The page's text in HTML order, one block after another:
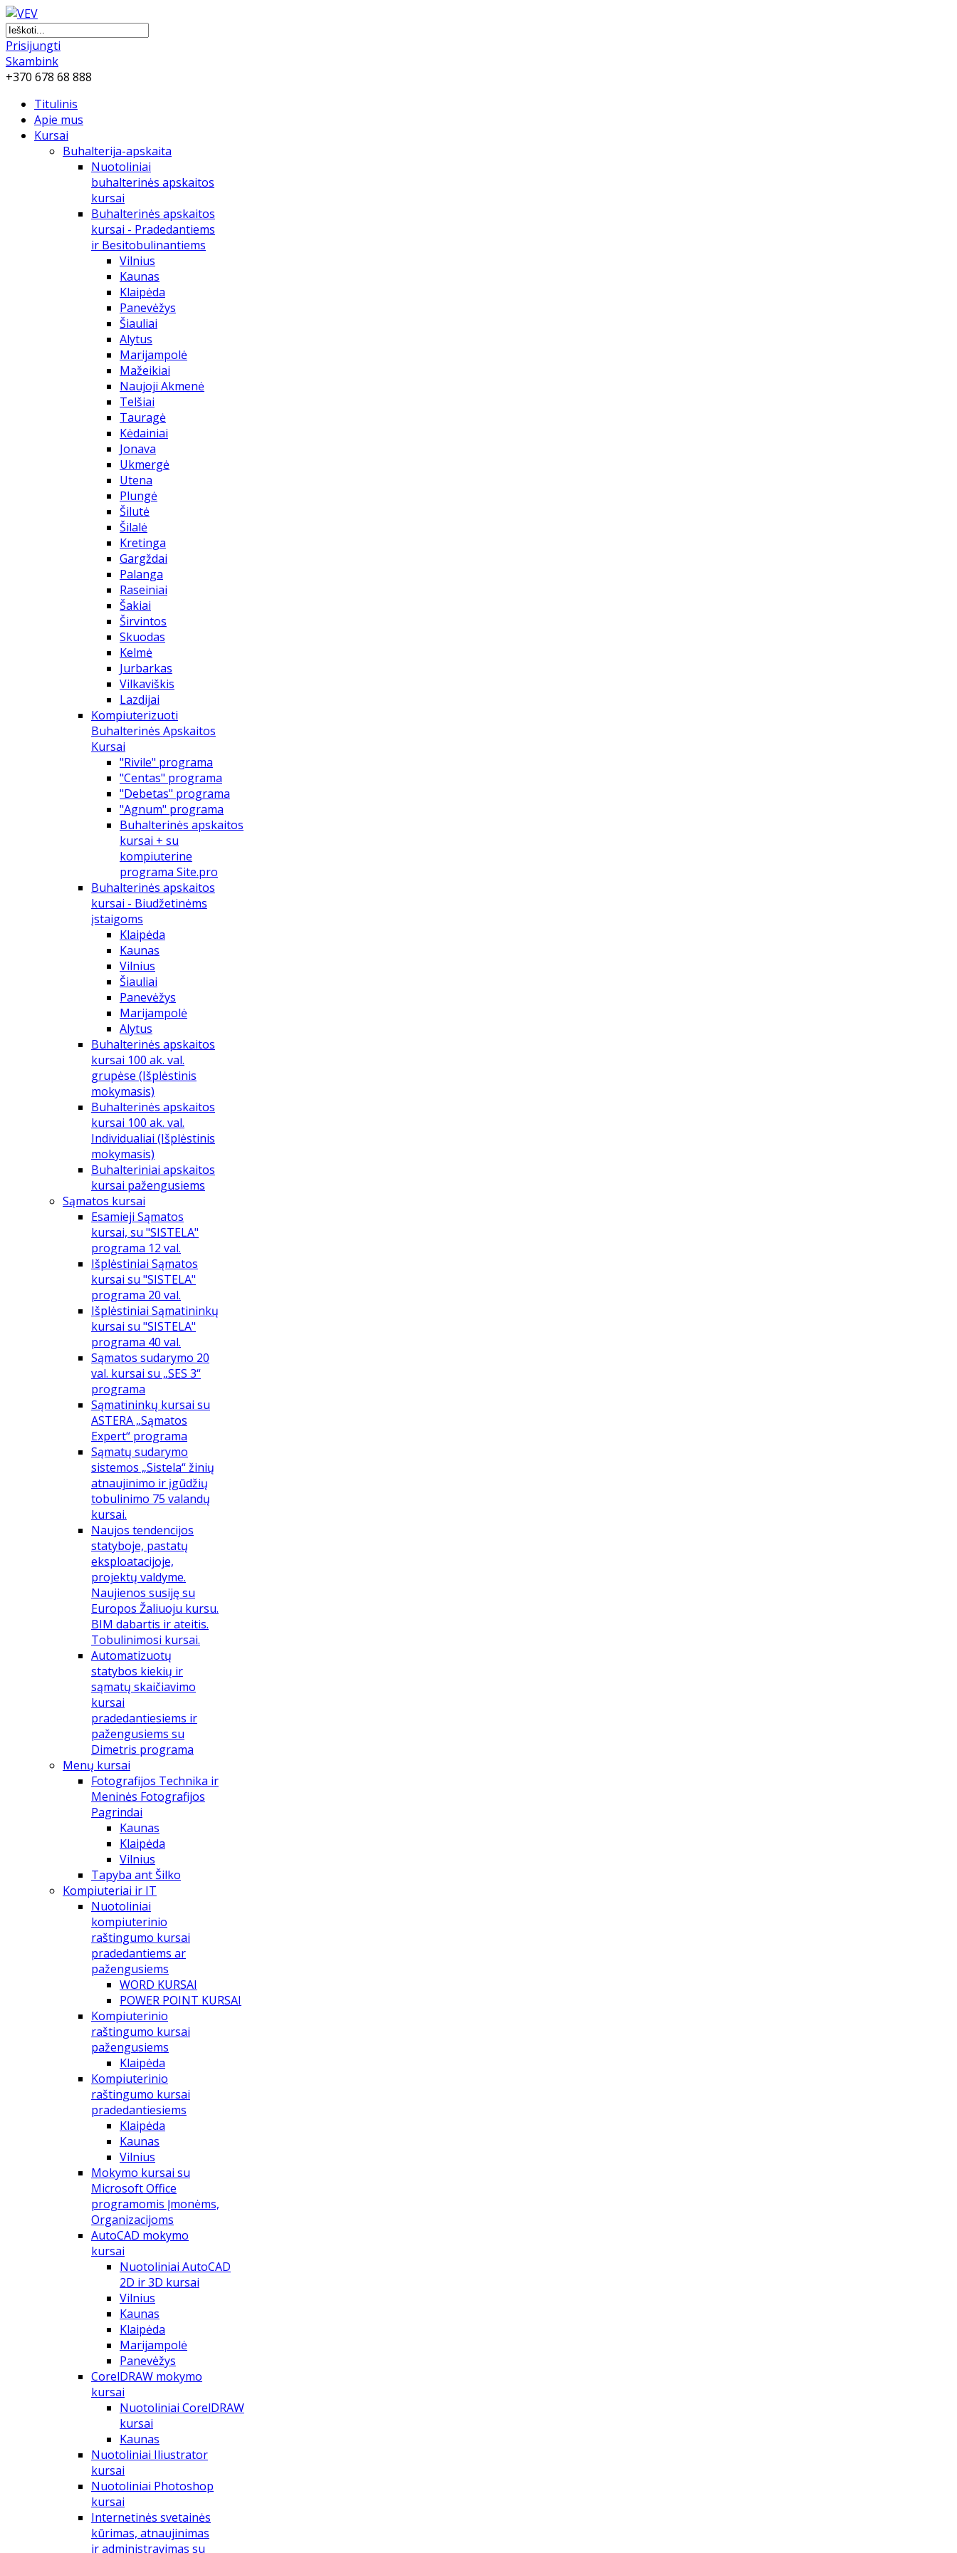
Prisijungti
Skambink
+370 678 68 888
Titulinis
Apie mus
Kursai
Buhalterija-apskaita
Nuotoliniai
buhalterinės apskaitos
kursai
Buhalterinės apskaitos
kursai - Pradedantiems
ir Besitobulinantiems
Vilnius
Kaunas
Klaipėda
Panevėžys
Šiauliai
Alytus
Marijampolė
Mažeikiai
Naujoji Akmenė
Telšiai
Tauragė
Kėdainiai
Jonava
Ukmergė
Utena
Plungė
Šilutė
Šilalė
Kretinga
Gargždai
Palanga
Raseiniai
Šakiai
Širvintos
Skuodas
Kelmė
Jurbarkas
Vilkaviškis
Lazdijai
Kompiuterizuoti
Buhalterinės Apskaitos
Kursai
"Rivile" programa
"Centas" programa
"Debetas" programa
"Agnum" programa
Buhalterinės apskaitos
kursai + su
kompiuterine
programa Site.pro
Buhalterinės apskaitos
kursai - Biudžetinėms
įstaigoms
Klaipėda
Kaunas
Vilnius
Šiauliai
Panevėžys
Marijampolė
Alytus
Buhalterinės apskaitos
kursai 100 ak. val.
grupėse (Išplėstinis
mokymasis)
Buhalterinės apskaitos
kursai 100 ak. val.
Individualiai (Išplėstinis
mokymasis)
Buhalteriniai apskaitos
kursai pažengusiems
Sąmatos kursai
Esamieji Sąmatos
kursai, su "SISTELA"
programa 12 val.
Išplėstiniai Sąmatos
kursai su "SISTELA"
programa 20 val.
Išplėstiniai Sąmatininkų
kursai su "SISTELA"
programa 40 val.
Sąmatos sudarymo 20
val. kursai su „SES 3“
programa
Sąmatininkų kursai su
ASTERA „Sąmatos
Expert“ programa
Sąmatų sudarymo
sistemos „Sistela“ žinių
atnaujinimo ir įgūdžių
tobulinimo 75 valandų
kursai.
Naujos tendencijos
statyboje, pastatų
eksploatacijoje,
projektų valdyme.
Naujienos susiję su
Europos Žaliuoju kursu.
BIM dabartis ir ateitis.
Tobulinimosi kursai.
Automatizuotų
statybos kiekių ir
sąmatų skaičiavimo
kursai
pradedantiesiems ir
pažengusiems su
Dimetris programa
Menų kursai
Fotografijos Technika ir
Meninės Fotografijos
Pagrindai
Kaunas
Klaipėda
Vilnius
Tapyba ant Šilko
Kompiuteriai ir IT
Nuotoliniai
kompiuterinio
raštingumo kursai
pradedantiems ar
pažengusiems
WORD KURSAI
POWER POINT KURSAI
Kompiuterinio
raštingumo kursai
pažengusiems
Klaipėda
Kompiuterinio
raštingumo kursai
pradedantiesiems
Klaipėda
Kaunas
Vilnius
Mokymo kursai su
Microsoft Office
programomis Įmonėms,
Organizacijoms
AutoCAD mokymo
kursai
Nuotoliniai AutoCAD
2D ir 3D kursai
Vilnius
Kaunas
Klaipėda
Marijampolė
Panevėžys
CorelDRAW mokymo
kursai
Nuotoliniai CorelDRAW
kursai
Kaunas
Nuotoliniai Iliustrator
kursai
Nuotoliniai Photoshop
kursai
Internetinės svetainės
kūrimas, atnaujinimas
ir administravimas su